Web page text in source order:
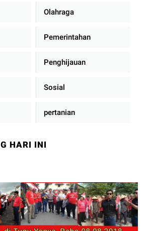
Olahraga
Pemerintahan
Penghijauan
Sosial
pertanian
HARI INI